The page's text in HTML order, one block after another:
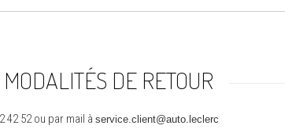
MODALITÉS DE RETOUR
52 ou par mail à service.client@auto.leclerc